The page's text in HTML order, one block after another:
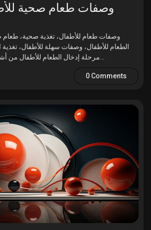
وصفات طعام للأطفال، تغذية صحية، طعام
الطعام للأطفال، وصفات سهلة للأطفال،
0 Comments